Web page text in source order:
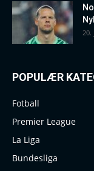
20.
POPULÆR
Fotball
Premier League
La Liga
Bundesliga